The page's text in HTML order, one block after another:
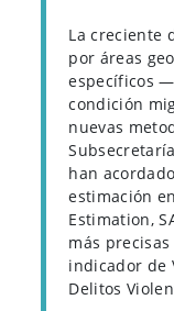
La creciente
por áreas
específicos
condición
nuevas
han
estimación
Estimation,
más
indicador de
Delitos